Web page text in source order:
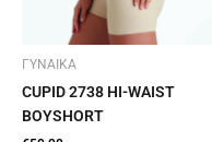
ΓΥΝΑΙΚΑ
CUPID 2738 HI-WAIST
BOYSHORT
επιλεγούν
στη
του
προϊόντος